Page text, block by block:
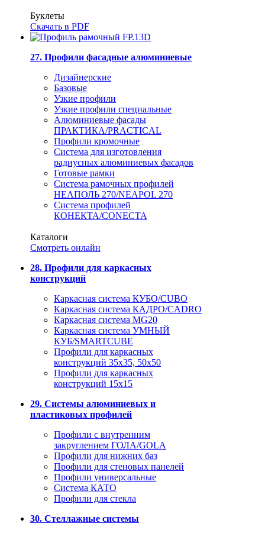
Буклеты
Скачать в PDF
27. Профили фасадные алюминиевые
Дизайнерские
Базовые
Узкие профили
Узкие профили специальные
Алюминиевые фасады
ПРАКТИКА/PRACTICAL
Профили кромочные
Система для изготовления
радиусных алюминиевых фасадов
Готовые рамки
Система рамочных профилей
НЕАПОЛЬ 270/NEAPOL 270
Система профилей
КОНЕКТА/CONECTA
Каталоги
Смотреть онлайн
28. Профили для каркасных
конструкций
Каркасная система КУБО/CUBO
Каркасная система КАДРО/CADRO
Каркасная система MG20
Каркасная система УМНЫЙ
КУБ/SMARTCUBE
Профили для каркасных
конструкций 35x35, 50x50
Профили для каркасных
конструкций 15х15
29. Системы алюминиевых и
пластиковых профилей
Профили с внутренним
закруглением ГОЛА/GOLA
Профили для нижних баз
Профили для стеновых панелей
Профили универсальные
Система КАТО
Профили для стекла
30. Стеллажные системы